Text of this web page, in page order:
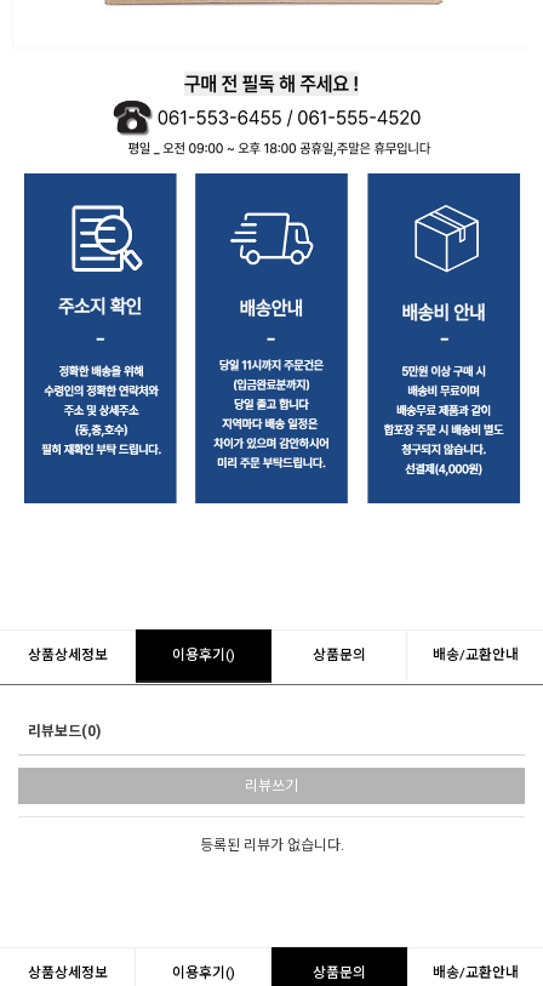
상품상세정보 이용후기() 상품문의 배송/교환안내
리뷰보드(0)
리뷰쓰기
등록된 리뷰가 없습니다.
상품상세정보 이용후기() 상품문의 배송/교환안내